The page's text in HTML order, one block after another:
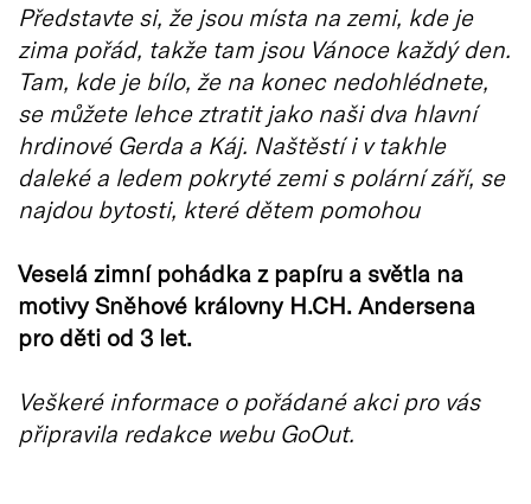
Představte si, že jsou místa na zemi, kde je
zima pořád, takže tam jsou Vánoce každý den.
Tam, kde je bílo, že na konec nedohlédnete,
se můžete lehce ztratit jako naši dva hlavní
hrdinové Gerda a Káj. Naštěstí i v takhle
daleké a ledem pokryté zemi s polární září, se
najdou bytosti, které dětem pomohou
Veselá zimní pohádka z papíru a světla na
motivy Sněhové královny H.CH. Andersena
pro děti od 3 let.
Veškeré informace o pořádané akci pro vás
připravila redakce webu GoOut.